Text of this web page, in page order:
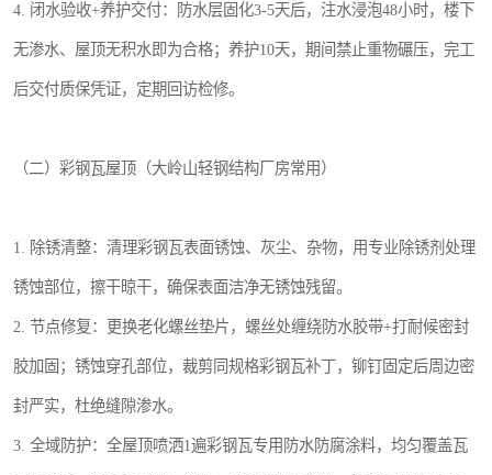
4. 闭水验收+养护交付：防水层固化3-5天后，注水浸泡48小时，楼下
无渗水、屋顶无积水即为合格；养护10天，期间禁止重物碾压，完工
后交付质保凭证，定期回访检修。
（二）彩钢瓦屋顶（大岭山轻钢结构厂房常用）
1. 除锈清整：清理彩钢瓦表面锈蚀、灰尘、杂物，用专业除锈剂处理
锈蚀部位，擦干晾干，确保表面洁净无锈蚀残留。
2. 节点修复：更换老化螺丝垫片，螺丝处缠绕防水胶带+打耐候密封
胶加固；锈蚀穿孔部位，裁剪同规格彩钢瓦补丁，铆钉固定后周边密
封严实，杜绝缝隙渗水。
3. 全域防护：全屋顶喷洒1遍彩钢瓦专用防水防腐涂料，均匀覆盖瓦